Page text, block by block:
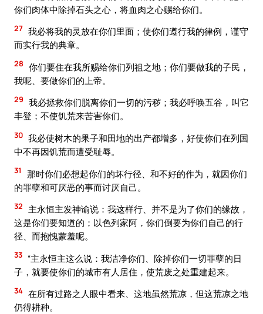
你们肉体中除掉石头之心，将血肉之心赐给你们。
27 我必将我的灵放在你们里面；使你们遵行我的律例，谨守
而实行我的典章。
28 你们要住在我所赐给你们列祖之地；你们要做我的子民，
我呢、要做你们的上帝。
29 我必拯救你们脱离你们一切的污秽；我必呼唤五谷，叫它
丰登；不使饥荒来苦害你们。
30 我必使树木的果子和田地的出产都增多，好使你们在列国
中不再因饥荒而遭受耻辱。
31
那时你们必想起你们的坏行径、和不好的作为，就因你们
的罪孽和可厌恶的事而讨厌自己。
32
主永恒主发神谕说：我这样行、并不是为了你们的缘故，
这是你们要知道的；以色列家阿，你们倒要为你们自己的行
径、而抱愧蒙羞呢。
33 “主永恒主这么说：我洁净你们、除掉你们一切罪孽的日
子，就要使你们的城市有人居住，使荒废之处重建起来。
34 在所有过路之人眼中看来、这地虽然荒凉，但这荒凉之地
仍得耕种。